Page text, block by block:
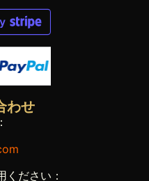
わせ
ください：